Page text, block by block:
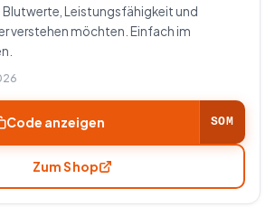
Blutwerte, Leistungsfähigkeit und
verstehen möchten. Einfach im
Code anzeigen SOM
Zum Shop